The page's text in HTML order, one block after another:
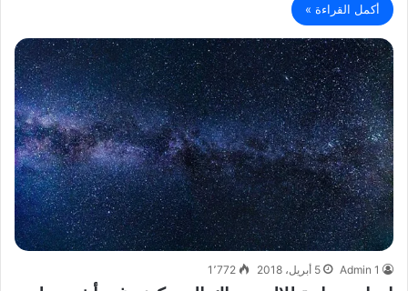
أكمل القراءة »
Admin 1 5 أبريل، 2018 1٬772